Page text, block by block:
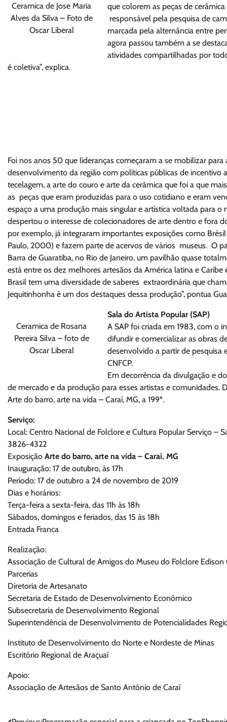
Ceramica de Jose Maria
Alves da Silva – Foto de
Oscar Liberal
que colorem as peças de
responsável pela pesquisa de
marcada pela alternância entre
agora passou também a se
atividades compartilhadas por
é coletiva”, explica.
Foi nos anos 50 que lideranças começaram a se mobilizar
desenvolvimento da região com políticas públicas de incentivo
tecelagem, a arte do couro e arte da cerâmica que foi a que
as peças que eram produzidas para o uso cotidiano e eram
espaço a uma produção mais singular e artística voltada para
despertou o interesse de colecionadores de arte dentro e fora
por exemplo, já integraram importantes exposições como
Paulo, 2000) e fazem parte de acervos de vários museus. O
Barra de Guaratiba, no Rio de Janeiro, um pavilhão quase
está entre os dez melhores artesãos da América latina e
Brasil tem uma diversidade de saberes extraordinária que
Jequitinhonha é um dos destaques dessa produção”, pontua
Ceramica de Rosana
Pereira Silva – foto de
Oscar Liberal
Sala do Artista Popular (SAP)
A SAP foi criada em 1983, com o
difundir e comercializar as obras
desenvolvido a partir de pesquisa
CNFCP.
Em decorrência da divulgação e
de mercado e da produção para esses artistas e comunidades.
Arte do barro, arte na vida – Caraí, MG, a 199ª.
Serviço:
Local: Centro Nacional de Folclore e Cultura Popular Serviço –
3826-4322
Exposição Arte do barro, arte na vida – Caraí, MG
Inauguração: 17 de outubro, às 17h
Período: 17 de outubro a 24 de novembro de 2019
Dias e horários:
Terça-feira a sexta-feira, das 11h às 18h
Sábados, domingos e feriados, das 15 às 18h
Entrada Franca
Realização:
Associação de Cultural de Amigos do Museu do Folclore Edison
Parcerias
Diretoria de Artesanato
Secretaria de Estado de Desenvolvimento Econômico
Subsecretaria de Desenvolvimento Regional
Superintendência de Desenvolvimento de Potencialidades
Instituto de Desenvolvimento do Norte e Nordeste de Minas
Escritório Regional de Araçuaí
Apoio:
Associação de Artesãos de Santo Antônio de Caraí